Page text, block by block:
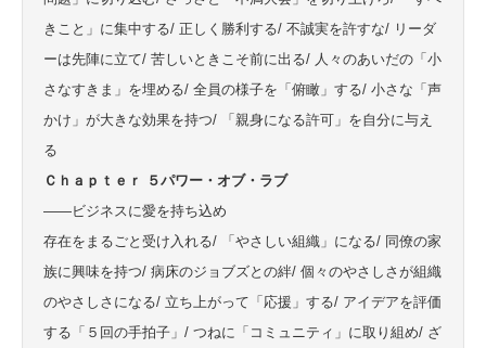
きこと」に集中する/ 正しく勝利する/ 不誠実を許すな/ リーダ
ーは先陣に立て/ 苦しいときこそ前に出る/ 人々のあいだの「小
さなすきま」を埋める/ 全員の様子を「俯瞰」する/ 小さな「声
かけ」が大きな効果を持つ/ 「親身になる許可」を自分に与え
る
Ｃｈａｐｔｅｒ ５パワー・オブ・ラブ
——ビジネスに愛を持ち込め
存在をまるごと受け入れる/ 「やさしい組織」になる/ 同僚の家
族に興味を持つ/ 病床のジョブズとの絆/ 個々のやさしさが組織
のやさしさになる/ 立ち上がって「応援」する/ アイデアを評価
する「５回の手拍子」/ つねに「コミュニティ」に取り組め/ ざ